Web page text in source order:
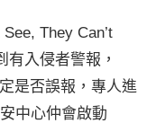
They Can’t
有入侵者警報，
是否誤報，專人進
中心仲會啟動